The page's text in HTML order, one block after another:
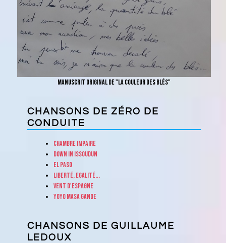
Manuscrit original de "La couleur des blés"
CHANSONS DE ZÉRO DE
CONDUITE
Chambre impaire
Down in Issoudun
El Paso
Liberté, Egalité...
Vent d'Espagne
Yoyo Masa Gande
CHANSONS DE GUILLAUME
LEDOUX